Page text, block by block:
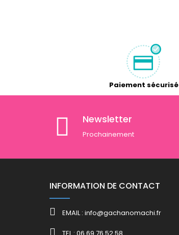
Paiement sécurisé
Newsletter
Prochainement
INFORMATION DE CONTACT
EMAIL : info@gachanomachi.fr